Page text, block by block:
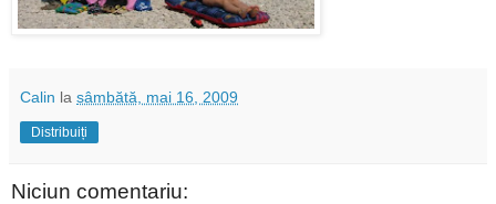
Calin la sâmbătă, mai 16, 2009
Distribuiți
Niciun comentariu: